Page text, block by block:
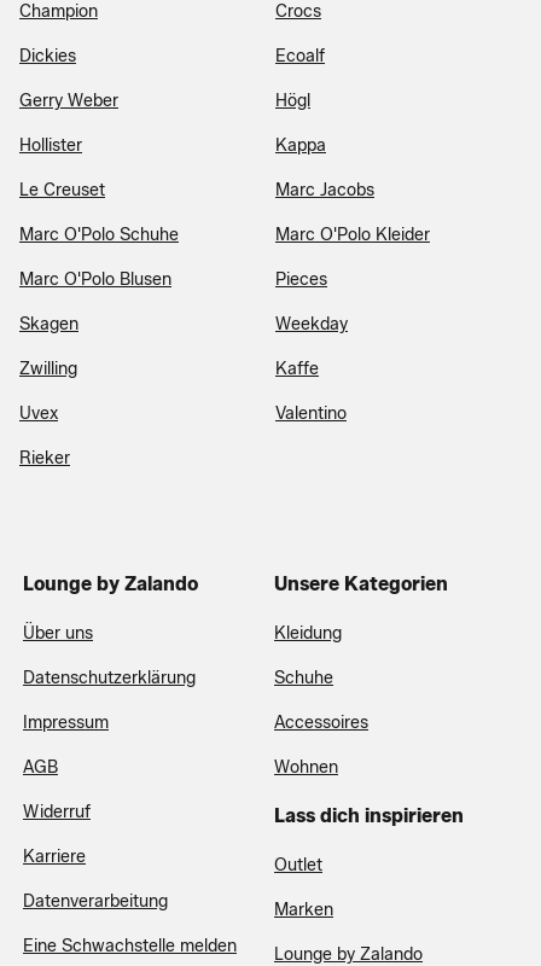
Champion Crocs
Dickies Ecoalf
Gerry Weber Högl
Hollister Kappa
Le Creuset Marc Jacobs
Marc O'Polo Schuhe Marc O'Polo Kleider
Marc O'Polo Blusen Pieces
Skagen Weekday
Zwilling Kaffe
Uvex Valentino
Rieker
Lounge by Zalando
Über uns
Datenschutzerklärung
Impressum
AGB
Widerruf
Karriere
Datenverarbeitung
Eine Schwachstelle melden
Unsere Kategorien
Kleidung
Schuhe
Accessoires
Wohnen
Lass dich inspirieren
Outlet
Marken
Lounge by Zalando